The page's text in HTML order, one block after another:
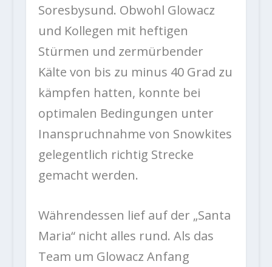
Soresbysund. Obwohl Glowacz
und Kollegen mit heftigen
Stürmen und zermürbender
Kälte von bis zu minus 40 Grad zu
kämpfen hatten, konnte bei
optimalen Bedingungen unter
Inanspruchnahme von Snowkites
gelegentlich richtig Strecke
gemacht werden.
Währendessen lief auf der „Santa
Maria“ nicht alles rund. Als das
Team um Glowacz Anfang